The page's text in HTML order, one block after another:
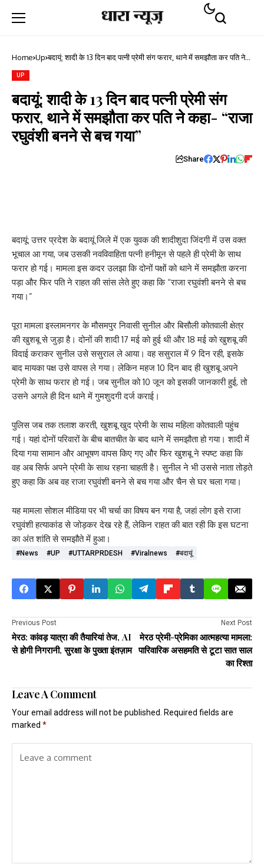
Home Up बदायूं: शादी के 13 दिन बाद पत्नी प्रेमी संग फरार, थाने में समझौता कर पति ने
UP
बदायूं: शादी के 13 दिन बाद पत्नी प्रेमी संग
फरार, थाने में समझौता कर पति ने कहा- “राजा
रघुवंशी बनने से बच गया”
Share
बदायूं: उत्तर प्रदेश के बदायूं जिले में एक युवक की शादीशुदा जिंदगी में उस वक्त
भूचाल आ गया, जब उसकी नवविवाहिता पत्नी हनीमून से पहले ही प्रेमी के साथ
फरार हो गई। मामला इस कदर उलझा कि दोनों पक्षों को थाने में समझौता करना
पड़ा और फिर पति ने राहत की सांस लेते हुए कहा कि “राजा रघुवंशी बनने से बच
गया।”
पूरा मामला इस्लामनगर के मौसमपुर निवासी सुनील और बिसौली कोतवाली क्षेत्र
की खुशबू से जुड़ा है। दोनों की शादी 17 मई को हुई थी और 18 मई को खुशबू की
विदाई कराकर सुनील उसे ससुराल ले आया। वह ससुराल में 9 दिन रही, इसके
बाद मायका पक्ष उसे वापस ले गया। लेकिन महज 10 दिन बाद ही खुशबू अपने
प्रेमी के साथ फरार हो गई। जब सुनील को 10 जून को इसकी जानकारी हुई, तो
उसने अगले ही दिन थाने में गुमशुदगी दर्ज कराई।
पुलिस जब तक तलाश करती, खुशबू खुद प्रेमी के साथ महिला कोतवाली पहुंच
गई। यहां दोनों परिवारों के बीच बातचीत के बाद थाने में समझौता हो गया। शादी में
दिया गया सामान और आभूषण वापस किए गए और फिर खुशबू ने स्पष्ट कहा कि
वह अब सिर्फ अपने प्रेमी के साथ रहना चाहती है। सुनील ने भी उससे नाता तोड़ते
हुए कहा कि अब वह राजा रघुवंशी बनने से बच गया और चैन से घर चला गया।
यह मामला सोशल मीडिया पर भी चर्चा का विषय बन गया है, जहां लोग इसे राजा
रघुवंशी हत्याकांड से जोड़कर देख रहे हैं, लेकिन राहत की बात रही कि इस घटना
का अंत शांति से समझौते में हुआ।
#news #UP #UTTARPRDESH #viralnews #बदायूं
Previous Post
मेरठ: कांवड़ यात्रा की तैयारियां तेज, AI
से होगी निगरानी, सुरक्षा के पुख्ता इंतज़ाम
Next Post
मेरठ प्रेमी-प्रेमिका आत्महत्या मामला:
पारिवारिक असहमति से टूटा सात साल
का रिश्ता
Leave A Comment
Your email address will not be published. Required fields are
marked *